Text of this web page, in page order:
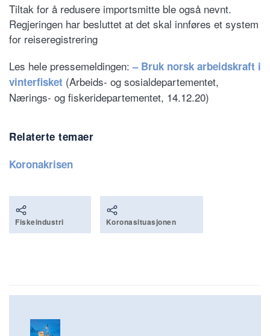
Tiltak for å redusere importsmitte ble også nevnt.
Regjeringen har besluttet at det skal innføres et system
for reiseregistrering
Les hele pressemeldingen: – Bruk norsk arbeidskraft i
vinterfisket (Arbeids- og sosialdepartementet,
Nærings- og fiskeridepartementet, 14.12.20)
Relaterte temaer
Koronakrisen
Fiskeindustri Koronasituasjonen